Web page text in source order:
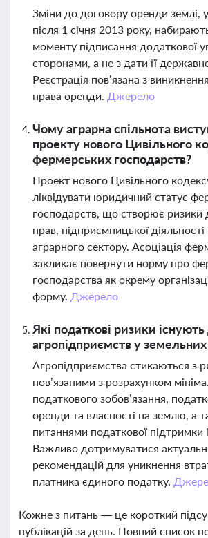
Зміни до договору оренди землі,
після 1 січня 2013 року,
моменту підписання додаткової
сторонами, а не з дати її
Реєстрація пов’язана з
права оренди. Джерело
Чому аграрна спільнота
проекту нового Цивільного
фермерських господарств?
Проект нового Цивільного
ліквідувати юридичний статус
господарств, що створює ризики
прав, підприємницької
аграрного сектору. Асоціація
закликає повернути норму про
господарства як окрему
форму. Джерело
Які податкові ризики
агропідприємств у земельних
Агропідприємства стикаються з
пов’язаними з розрахунком
податкового зобов’язання,
оренди та власності на землю, а
питаннями податкової підтримки
Важливо дотримуватися
рекомендацій для уникнення
платника єдиного податку.
Кожне з питань — це короткий
публікацій за день. Повний список